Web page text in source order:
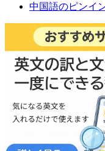
中国語のピンイ